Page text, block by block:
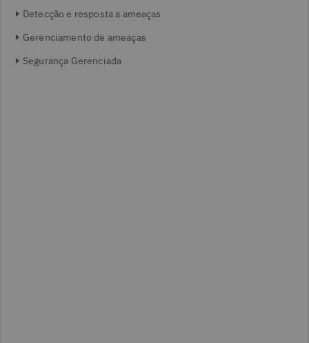
Detecção e resposta a ameaças
Gerenciamento de ameaças
Segurança Gerenciada